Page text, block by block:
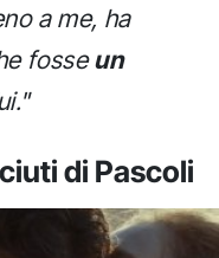
a me, ha
fosseun
di Pascoli